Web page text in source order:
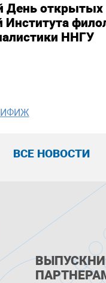
День открытых
Института
ННГУ
ИФИЖ
ВСЕ НОВОСТИ